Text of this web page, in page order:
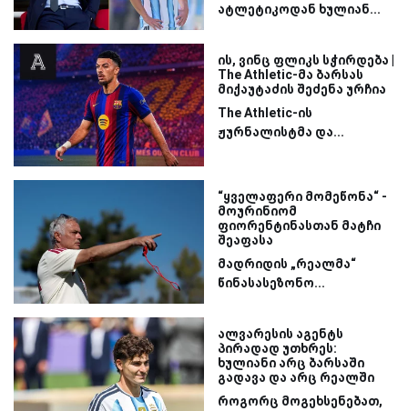
ატლეტიკოდან ხულიან...
ის, ვინც ფლიკს სჭირდება |
The Athletic-მა ბარსას
მიქაუტაძის შეძენა ურჩია
The Athletic-ის
ჟურნალისტმა და...
“ყველაფერი მომეწონა“ -
მოურინიომ
ფიორენტინასთან მატჩი
შეაფასა
მადრიდის „რეალმა“
წინასასეზონო...
ალვარესის აგენტს
პირადად უთხრეს:
ხულიანი არც ბარსაში
გადავა და არც რეალში
როგორც მოგეხსენებათ,